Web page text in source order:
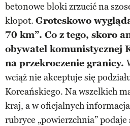
betonowe bloki zrzucić na
kłopot. Groteskowo
70 km”. Co z tego, skoro
obywatel komunistycznej
na przekroczenie granicy.
wciąż nie akceptuje się
Koreańskiego. Na wszelkich
kraj, a w oficjalnych
rubryce „powierzchnia” podaje